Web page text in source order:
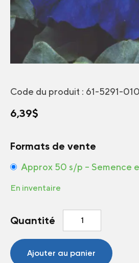
Code du produit : 61-5291-010
6,39$
Formats de vente
Approx 50 s/p – Semence
En inventaire
Quantité
quantité
Pétunia
Limbo
Ajouter au panier